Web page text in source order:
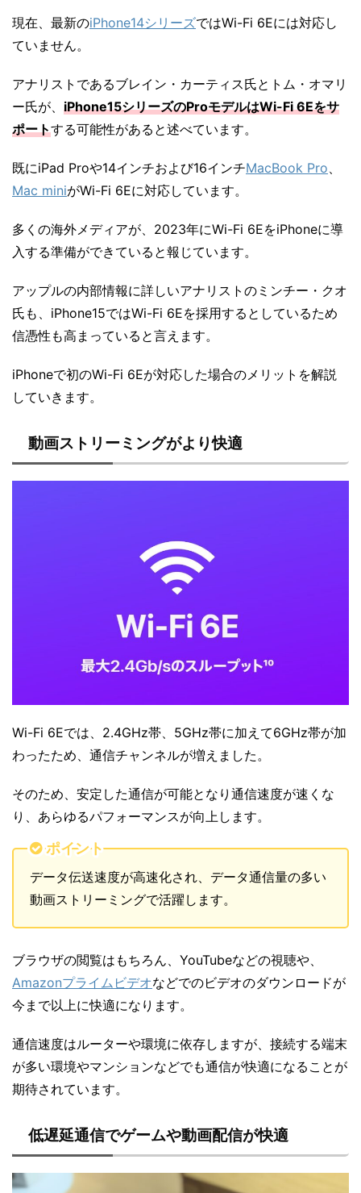
現在、最新のiPhone14シリーズではWi-Fi 6Eには対応し
ていません。
アナリストであるブレイン・カーティス氏とトム・オマリ
ー氏が、 iPhone15シリーズのProモデルはWi-Fi 6Eをサ
ポートする可能性があると述べています。
既にiPad Proや14インチおよび16インチMacBook Pro、
Mac miniがWi-Fi 6Eに対応しています。
多くの海外メディアが、2023年にWi-Fi 6EをiPhoneに導
入する準備ができていると報じています。
アップルの内部情報に詳しいアナリストのミンチー・クオ
氏も、iPhone15ではWi-Fi 6Eを採用するとしているため
信憑性も高まっていると言えます。
iPhoneで初のWi-Fi 6Eが対応した場合のメリットを解説
していきます。
動画ストリーミングがより快適
Wi-Fi 6Eでは、2.4GHz帯、5GHz帯に加えて6GHz帯が加
わったため、通信チャンネルが増えました。
そのため、安定した通信が可能となり通信速度が速くな
り、あらゆるパフォーマンスが向上します。
ポイント
データ伝送速度が高速化され、データ通信量の多い
動画ストリーミングで活躍します。
ブラウザの閲覧はもちろん、YouTubeなどの視聴や、
Amazonプライムビデオなどでのビデオのダウンロードが
今まで以上に快適になります。
通信速度はルーターや環境に依存しますが、接続する端末
が多い環境やマンションなどでも通信が快適になることが
期待されています。
低遅延通信でゲームや動画配信が快適